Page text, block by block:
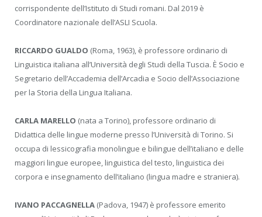
corrispondente dell’Istituto di Studi romani. Dal 2019 è
Coordinatore nazionale dell’ASLI Scuola.
RICCARDO GUALDO (Roma, 1963), è professore ordinario di
Linguistica italiana all’Università degli Studi della Tuscia. È Socio e
Segretario dell’Accademia dell’Arcadia e Socio dell’Associazione
per la Storia della Lingua Italiana.
CARLA MARELLO (nata a Torino), professore ordinario di
Didattica delle lingue moderne presso l’Università di Torino. Si
occupa di lessicografia monolingue e bilingue dell’italiano e delle
maggiori lingue europee, linguistica del testo, linguistica dei
corpora e insegnamento dell’italiano (lingua madre e straniera).
IVANO PACCAGNELLA (Padova, 1947) è professore emerito